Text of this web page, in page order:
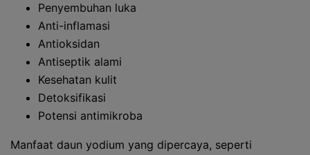
Penyembuhan luka
Anti-inflamasi
Antioksidan
Antiseptik alami
Kesehatan kulit
Detoksifikasi
Potensi antimikroba
Manfaat daun yodium yang dipercaya, seperti